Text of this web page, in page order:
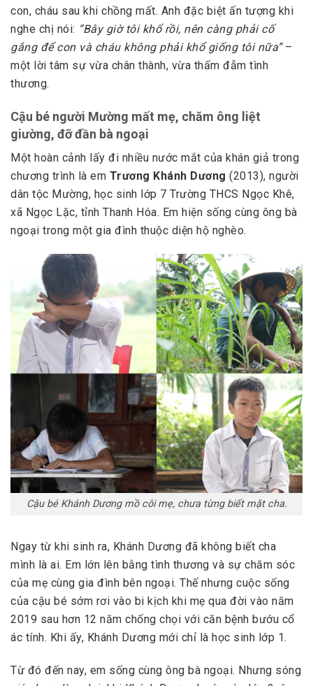
con, cháu sau khi chồng mất. Anh đặc biệt ấn tượng khi
nghe chị nói: “Bây giờ tôi khổ rồi, nên càng phải cố
gắng để con và cháu không phải khổ giống tôi nữa”–
một lời tâm sự vừa chân thành, vừa thấm đẫm tình
thương.
Cậu bé người Mường mất mẹ, chăm ông liệt
giường, đỡ đần bà ngoại
Một hoàn cảnh lấy đi nhiều nước mắt của khán giả trong
chương trình là em Trương Khánh Dương (2013), người
dân tộc Mường, học sinh lớp 7 Trường THCS Ngọc Khê,
xã Ngọc Lặc, tỉnh Thanh Hóa. Em hiện sống cùng ông bà
ngoại trong một gia đình thuộc diện hộ nghèo.
Cậu bé Khánh Dương mồ côi mẹ, chưa từng biết mặt cha.
Ngay từ khi sinh ra, Khánh Dương đã không biết cha
mình là ai. Em lớn lên bằng tình thương và sự chăm sóc
của mẹ cùng gia đình bên ngoại. Thế nhưng cuộc sống
của cậu bé sớm rơi vào bi kịch khi mẹ qua đời vào năm
2019 sau hơn 12 năm chống chọi với căn bệnh bướu cổ
ác tính. Khi ấy, Khánh Dương mới chỉ là học sinh lớp 1.
Từ đó đến nay, em sống cùng ông bà ngoại. Nhưng sóng